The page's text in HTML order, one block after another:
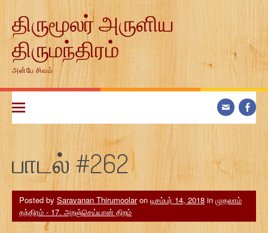
contentதிருமூலர் அருளிய
திருமந்திரம்
அன்பே சிவம்
பாடல் #262
Posted by Saravanan Thirumoolaron டிசம்பர் 14, 2018 in முதலாம்
தந்திரம் - 17. அறஞ்செய்யான் திறம்